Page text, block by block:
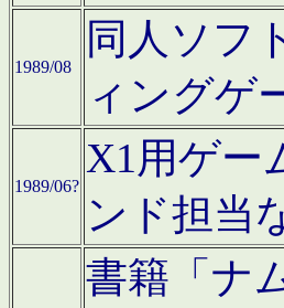
1989/08
同人ソフ
ィングゲ
1989/06?
X1用ゲー
ンド担当
書籍「ナ